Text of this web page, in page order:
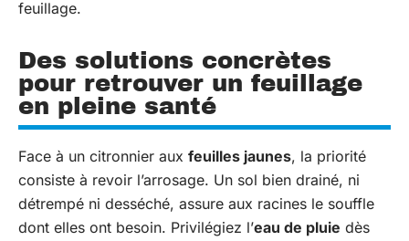
feuillage.
Des solutions concrètes
pour retrouver un feuillage
en pleine santé
Face à un citronnier aux feuilles jaunes, la priorité
consiste à revoir l’arrosage. Un sol bien drainé, ni
détrempé ni desséché, assure aux racines le souffle
dont elles ont besoin. Privilégiez l’eau de pluie dès